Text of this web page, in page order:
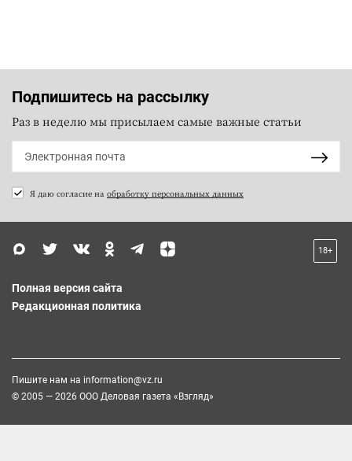
Подпишитесь на рассылку
Раз в неделю мы присылаем самые важные статьи
Я даю согласие на обработку персональных данных
18+
Полная версия сайта
Редакционная политика
Пишите нам на information@vz.ru
© 2005 — 2026 ООО Деловая газета «Взгляд»